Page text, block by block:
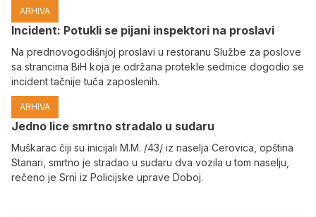
ARHIVA
Incident: Potukli se pijani inspektori na proslavi
Na prednovogodišnjoj proslavi u restoranu Službe za poslove
sa strancima BiH koja je održana protekle sedmice dogodio se
incident tačnije tuča zaposlenih.
ARHIVA
Јedno lice smrtno stradalo u sudaru
Muškarac čiji su inicijali M.M. /43/ iz naselja Cerovica, opština
Stanari, smrtno je stradao u sudaru dva vozila u tom naselju,
rečeno je Srni iz Policijske uprave Doboj.